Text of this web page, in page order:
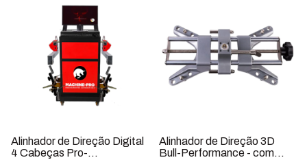
Alinhador de Direção Digital
4 Cabeças Pro-
Alinhador de Direção 3D
Bull-Performance - com